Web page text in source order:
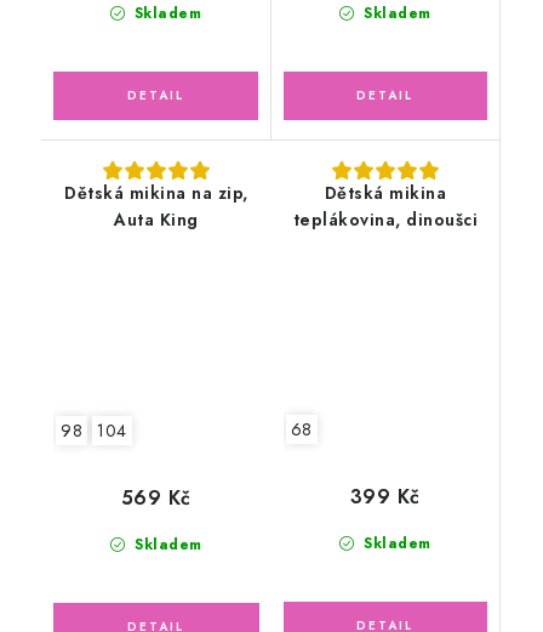
Skladem Skladem
Dětská mikina na zip,
Auta King
98 104
Skladem
569 Kč
Dětská mikina
teplákovina, dinoušci
68
Skladem
399 Kč